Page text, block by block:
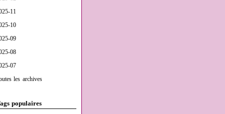
11
10
09
08
07
les archives
populaires